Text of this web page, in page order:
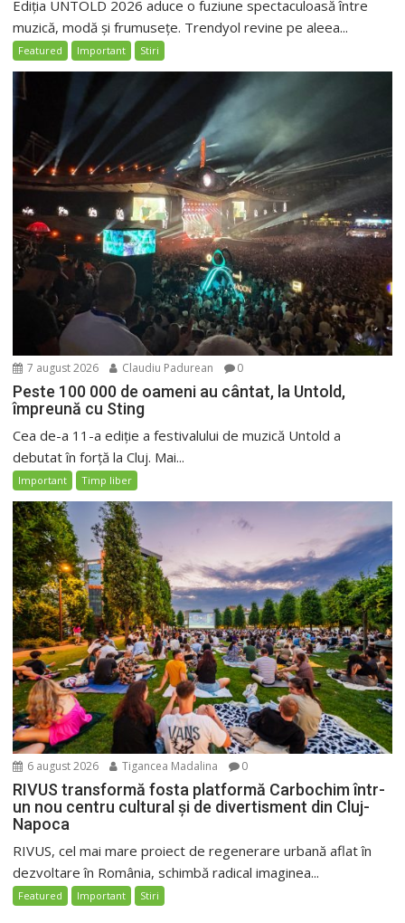
Ediția UNTOLD 2026 aduce o fuziune spectaculoasă între
muzică, modă și frumusețe. Trendyol revine pe aleea...
Featured Important Stiri
7 august 2026 Claudiu Padurean 0
Peste 100 000 de oameni au cântat, la Untold,
împreună cu Sting
Cea de-a 11-a ediție a festivalului de muzică Untold a
debutat în forță la Cluj. Mai...
Important Timp liber
6 august 2026 Tigancea Madalina 0
RIVUS transformă fosta platformă Carbochim într-
un nou centru cultural și de divertisment din Cluj-
Napoca
RIVUS, cel mai mare proiect de regenerare urbană aflat în
dezvoltare în România, schimbă radical imaginea...
Featured Important Stiri